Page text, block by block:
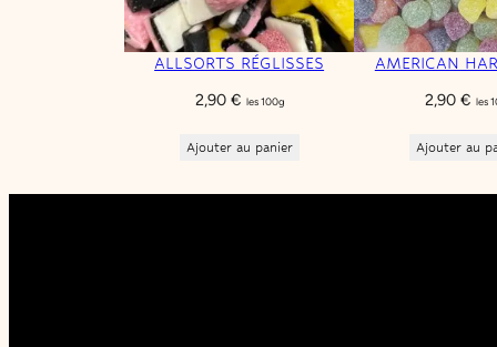
ALLSORTS RÉGLISSES
2,90 € les 100g
Ajouter au panier
AMERICAN
2,90 € les
Ajouter au